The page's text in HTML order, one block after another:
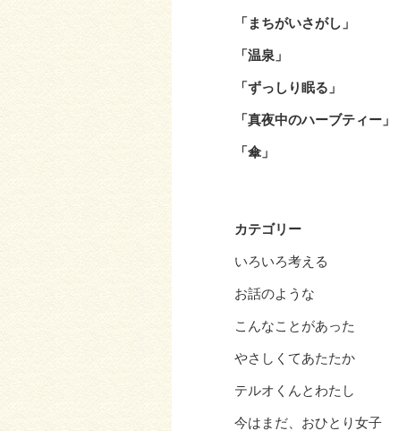
「まちがいさがし」
「温泉」
「ずっしり眠る」
「真夜中のハーブティー」
「傘」
カテゴリー
いろいろ考える
お話のような
こんなことがあった
やさしくてあたたか
テルオくんとわたし
今はまだ、おひとり女子